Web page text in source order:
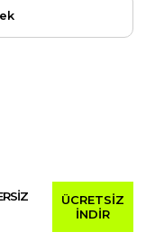
ÜCRETSİZ
İNDİR